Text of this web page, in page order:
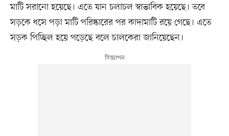
মাটি সরানো হয়েছে। এতে যান চলাচল স্বাভাবিক হয়েছে। তবে
সড়কে ধসে পড়া মাটি পরিষ্কারের পর কাদামাটি রয়ে গেছে। এতে
সড়ক পিচ্ছিল হয়ে পড়েছে বলে চালকেরা জানিয়েছেন।